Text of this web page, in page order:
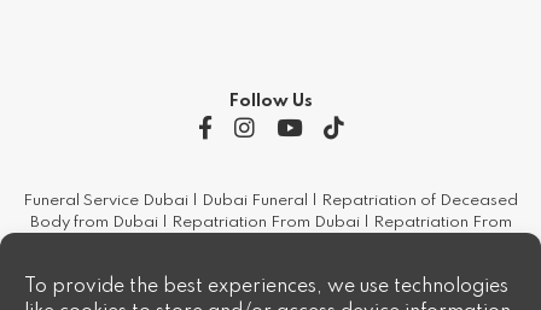
To provide the best experiences, we use technologies
Body | Embalming In Dubai | Embalming In Uae | Booking Church
Florist | Air Ambulance In Uae | Air Ambulance In Dubai
Crematorium Dubai - Crematorium Jebel Ali - Hindu Crematorium -
Uae - Procedures For Repatriation In Uae - Procedures For
Repatriation In Dubai - Procedures For Repatriation From Middle